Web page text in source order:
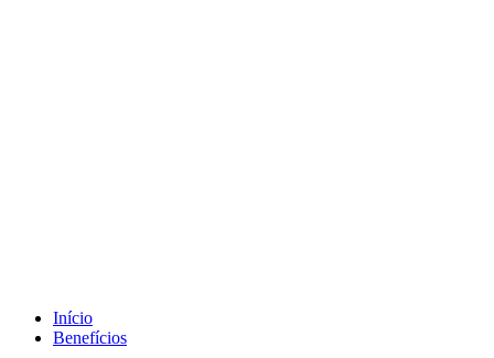
Início
Benefícios